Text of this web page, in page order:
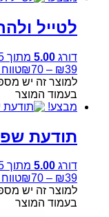
לטייל
דורג 5.00 מתוך 5
₪39
–
₪70 טווח
למוצר זה יש
בעמוד המוצר
מבצע!
תודעת
דורג 5.00 מתוך 5
₪39
–
₪70 טווח
למוצר זה יש
בעמוד המוצר